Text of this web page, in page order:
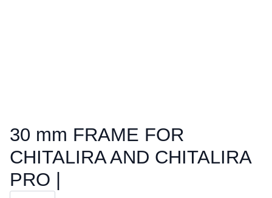
30 mm FRAME FOR
CHITALIRA AND CHITALIRA
PRO |
Cantitate